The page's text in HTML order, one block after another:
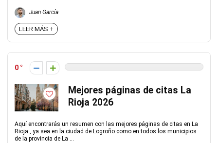
Juan García
LEER MÁS +
0
Mejores páginas de citas La
Rioja 2026
Aquí encontrarás un resumen con las mejores páginas de citas en La
Rioja , ya sea en la ciudad de Logroño como en todos los municipios
de la provincia de La ...